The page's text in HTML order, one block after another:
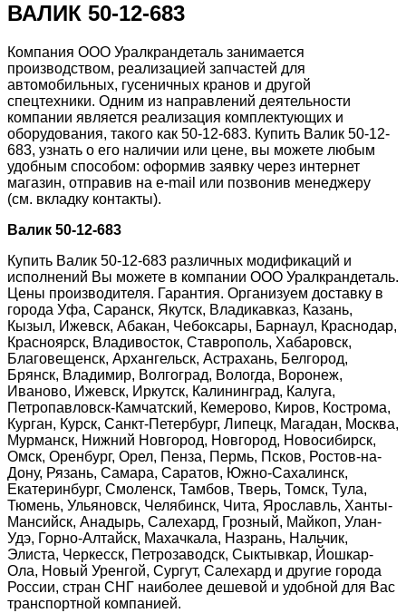
ВАЛИК 50-12-683
Компания ООО Уралкрандеталь занимается
производством, реализацией запчастей для
автомобильных, гусеничных кранов и другой
спецтехники. Одним из направлений деятельности
компании является реализация комплектующих и
оборудования, такого как 50-12-683. Купить Валик 50-12-
683, узнать о его наличии или цене, вы можете любым
удобным способом: оформив заявку через интернет
магазин, отправив на e-mail или позвонив менеджеру
(см. вкладку контакты).
Валик 50-12-683
Купить Валик 50-12-683 различных модификаций и
исполнений Вы можете в компании ООО Уралкрандеталь.
Цены производителя. Гарантия. Организуем доставку в
города Уфа, Саранск, Якутск, Владикавказ, Казань,
Кызыл, Ижевск, Абакан, Чебоксары, Барнаул, Краснодар,
Красноярск, Владивосток, Ставрополь, Хабаровск,
Благовещенск, Архангельск, Астрахань, Белгород,
Брянск, Владимир, Волгоград, Вологда, Воронеж,
Иваново, Ижевск, Иркутск, Калининград, Калуга,
Петропавловск-Камчатский, Кемерово, Киров, Кострома,
Курган, Курск, Санкт-Петербург, Липецк, Магадан, Москва,
Мурманск, Нижний Новгород, Новгород, Новосибирск,
Омск, Оренбург, Орел, Пенза, Пермь, Псков, Ростов-на-
Дону, Рязань, Самара, Саратов, Южно-Сахалинск,
Екатеринбург, Смоленск, Тамбов, Тверь, Томск, Тула,
Тюмень, Ульяновск, Челябинск, Чита, Ярославль, Ханты-
Мансийск, Анадырь, Салехард, Грозный, Майкоп, Улан-
Удэ, Горно-Алтайск, Махачкала, Назрань, Нальчик,
Элиста, Черкесск, Петрозаводск, Сыктывкар, Йошкар-
Ола, Новый Уренгой, Сургут, Салехард и другие города
России, стран СНГ наиболее дешевой и удобной для Вас
транспортной компанией.